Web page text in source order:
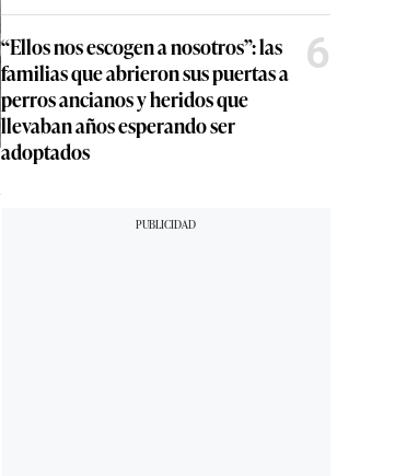
“Ellos nos escogen a nosotros”: las
familias que abrieron sus puertas a
perros ancianos y heridos que
llevaban años esperando ser
adoptados
6